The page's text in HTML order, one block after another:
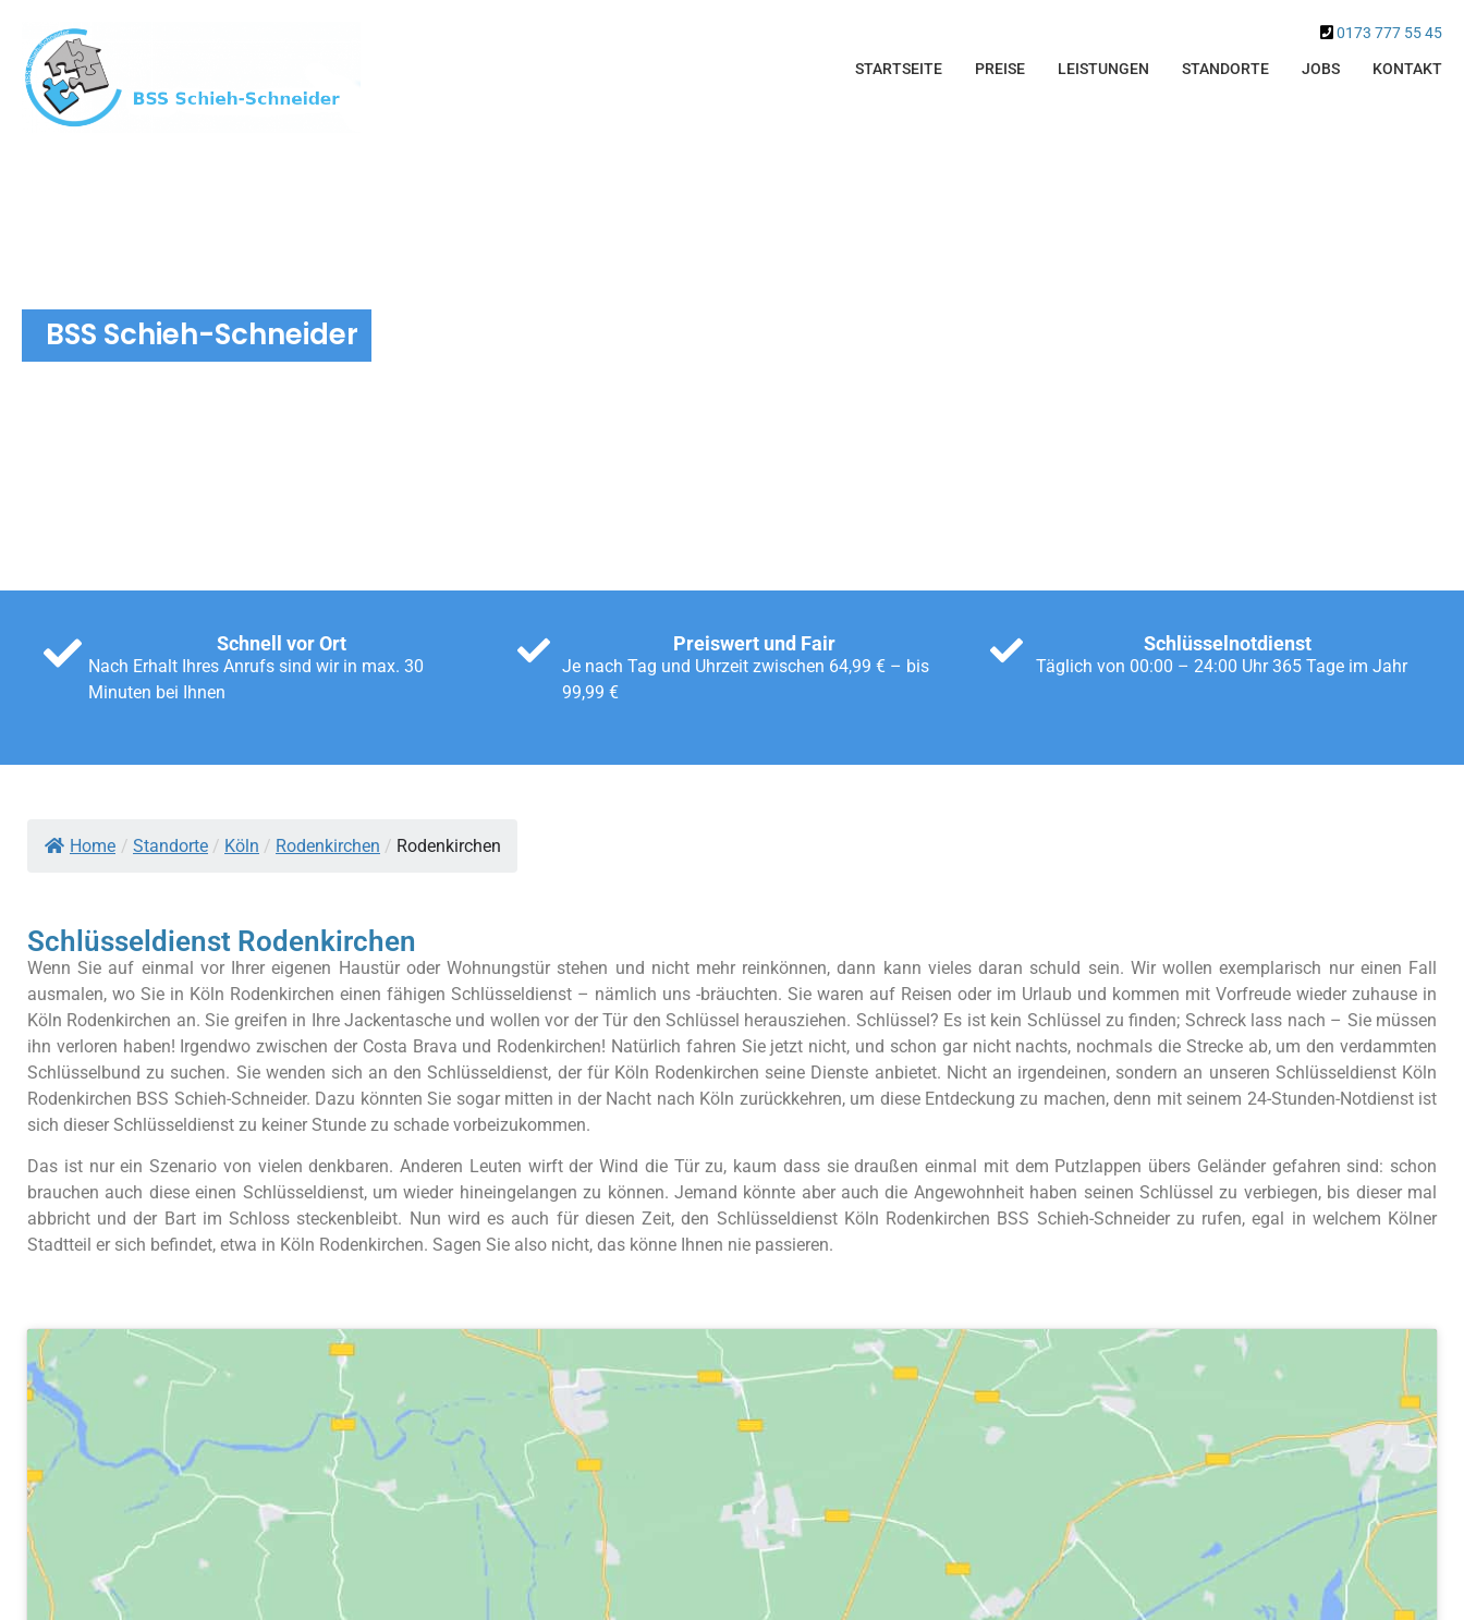
0173 777 55 45
STARTSEITE PREISE LEISTUNGEN STANDORTE JOBS KONTAKT
BSS Schieh-Schneider
Schnell vor Ort
Nach Erhalt Ihres Anrufs sind wir in max. 30
Minuten bei Ihnen
Preiswert und Fair
Je nach Tag und Uhrzeit zwischen 64,99 € – bis
99,99 €
Schlüsselnotdienst
Täglich von 00:00 – 24:00 Uhr 365 Tage im Jahr
Home / Standorte / Köln / Rodenkirchen / Rodenkirchen
Schlüsseldienst Rodenkirchen
Wenn Sie auf einmal vor Ihrer eigenen Haustür oder Wohnungstür stehen und nicht mehr reinkönnen, dann kann vieles daran schuld sein. Wir wollen exemplarisch nur einen Fall
ausmalen, wo Sie in Köln Rodenkirchen einen fähigen Schlüsseldienst – nämlich uns -bräuchten. Sie waren auf Reisen oder im Urlaub und kommen mit Vorfreude wieder zuhause in
Köln Rodenkirchen an. Sie greifen in Ihre Jackentasche und wollen vor der Tür den Schlüssel herausziehen. Schlüssel? Es ist kein Schlüssel zu finden; Schreck lass nach – Sie müssen
ihn verloren haben! Irgendwo zwischen der Costa Brava und Rodenkirchen! Natürlich fahren Sie jetzt nicht, und schon gar nicht nachts, nochmals die Strecke ab, um den verdammten
Schlüsselbund zu suchen. Sie wenden sich an den Schlüsseldienst, der für Köln Rodenkirchen seine Dienste anbietet. Nicht an irgendeinen, sondern an unseren Schlüsseldienst Köln
Rodenkirchen BSS Schieh-Schneider. Dazu könnten Sie sogar mitten in der Nacht nach Köln zurückkehren, um diese Entdeckung zu machen, denn mit seinem 24-Stunden-Notdienst ist
sich dieser Schlüsseldienst zu keiner Stunde zu schade vorbeizukommen.
Das ist nur ein Szenario von vielen denkbaren. Anderen Leuten wirft der Wind die Tür zu, kaum dass sie draußen einmal mit dem Putzlappen übers Geländer gefahren sind: schon
brauchen auch diese einen Schlüsseldienst, um wieder hineingelangen zu können. Jemand könnte aber auch die Angewohnheit haben seinen Schlüssel zu verbiegen, bis dieser mal
abbricht und der Bart im Schloss steckenbleibt. Nun wird es auch für diesen Zeit, den Schlüsseldienst Köln Rodenkirchen BSS Schieh-Schneider zu rufen, egal in welchem Kölner
Stadtteil er sich befindet, etwa in Köln Rodenkirchen. Sagen Sie also nicht, das könne Ihnen nie passieren.